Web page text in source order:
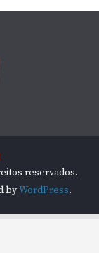
reservados.
byWordPress.